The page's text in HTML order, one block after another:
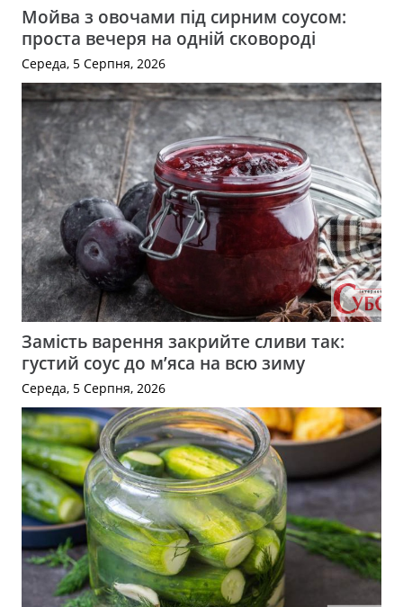
Мойва з овочами під сирним соусом:
проста вечеря на одній сковороді
Середа, 5 Серпня, 2026
Замість варення закрийте сливи так:
густий соус до м’яса на всю зиму
Середа, 5 Серпня, 2026